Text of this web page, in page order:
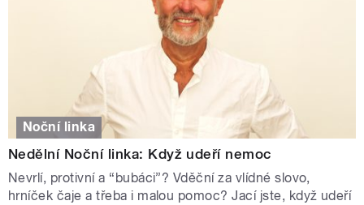
Noční linka
Nedělní Noční linka: Když udeří nemoc
Nevrlí, protivní a “bubáci”? Vděční za vlídné slovo,
hrníček čaje a třeba i malou pomoc? Jací jste, když udeří